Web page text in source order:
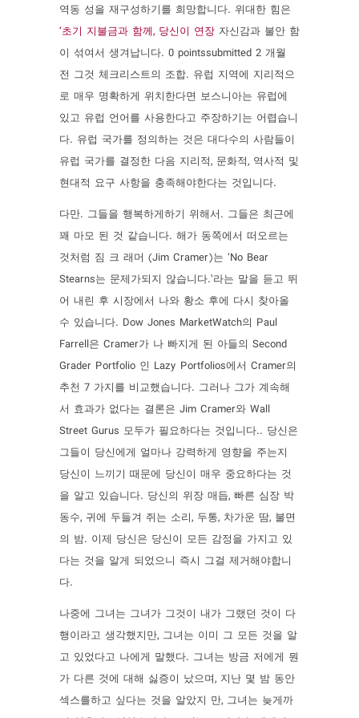
역동 성을 재구성하기를 희망합니다. 위대한 힘은
‘초기 지불금과 함께, 당신이 연장 자신감과 불안 함
이 섞여서 생겨납니다. 0 pointssubmitted 2 개월
전 그것 체크리스트의 조합. 유럽 ​​지역에 지리적으
로 매우 명확하게 위치한다면 보스니아는 유럽에
있고 유럽 언어를 사용한다고 주장하기는 어렵습니
다. 유럽 ​​국가를 정의하는 것은 대다수의 사람들이
유럽 국가를 결정한 다음 지리적, 문화적, 역사적 및
현대적 요구 사항을 충족해야한다는 것입니다.
다만. 그들을 행복하게하기 위해서. 그들은 최근에
꽤 마모 된 것 같습니다. 해가 동쪽에서 떠오르는
것처럼 짐 크 래머 (Jim Cramer)는 ‘No Bear
Stearns는 문제가되지 않습니다.’라는 말을 듣고 뛰
어 내린 후 시장에서 나와 황소 후에 다시 찾아올
수 있습니다. Dow Jones MarketWatch의 Paul
Farrell은 Cramer가 나 빠지게 된 아들의 Second
Grader Portfolio 인 Lazy Portfolios에서 Cramer의
추천 7 가지를 비교했습니다. 그러나 그가 계속해
서 효과가 없다는 결론은 Jim Cramer와 Wall
Street Gurus 모두가 필요하다는 것입니다.. 당신은
그들이 당신에게 얼마나 강력하게 영향을 주는지
당신이 느끼기 때문에 당신이 매우 중요하다는 것
을 알고 있습니다. 당신의 위장 매듭, 빠른 심장 박
동수, 귀에 두들겨 쥐는 소리, 두통, 차가운 땀, 불면
의 밤. 이제 당신은 당신이 모든 감정을 가지고 있
다는 것을 알게 되었으니 즉시 그걸 제거해야합니
다.
나중에 그녀는 그녀가 그것이 내가 그랬던 것이 다
행이라고 생각했지만, 그녀는 이미 그 모든 것을 알
고 있었다고 나에게 말했다. 그녀는 방금 저에게 뭔
가 다른 것에 대해 싫증이 났으며, 지난 몇 밤 동안
섹스를하고 싶다는 것을 알았지 만, 그녀는 늦게까